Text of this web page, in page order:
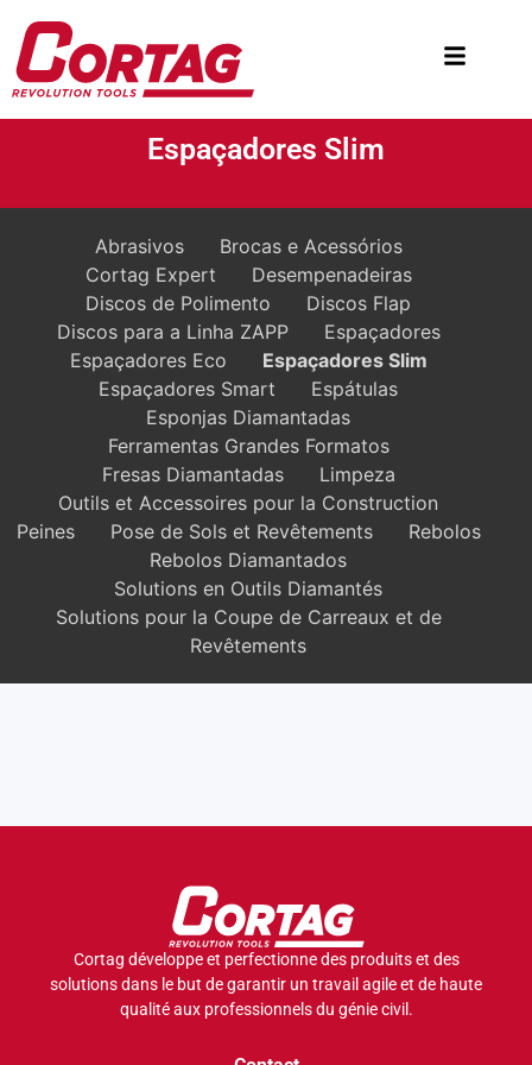
Espaçadores Slim
Abrasivos
Brocas e Acessórios
Cortag Expert
Desempenadeiras
Discos de Polimento
Discos Flap
Discos para a Linha ZAPP
Espaçadores
Espaçadores Eco
Espaçadores Slim
Espaçadores Smart
Espátulas
Esponjas Diamantadas
Ferramentas Grandes Formatos
Fresas Diamantadas
Limpeza
Outils et Accessoires pour la Construction
Peines
Pose de Sols et Revêtements
Rebolos
Rebolos Diamantados
Solutions en Outils Diamantés
Solutions pour la Coupe de Carreaux et de
Revêtements
Cortag développe et perfectionne des produits et des
solutions dans le but de garantir un travail agile et de haute
qualité aux professionnels du génie civil.